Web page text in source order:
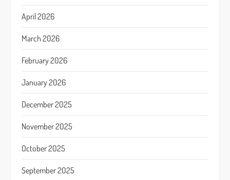
April 2026
March 2026
February 2026
January 2026
December 2025
November 2025
October 2025
September 2025